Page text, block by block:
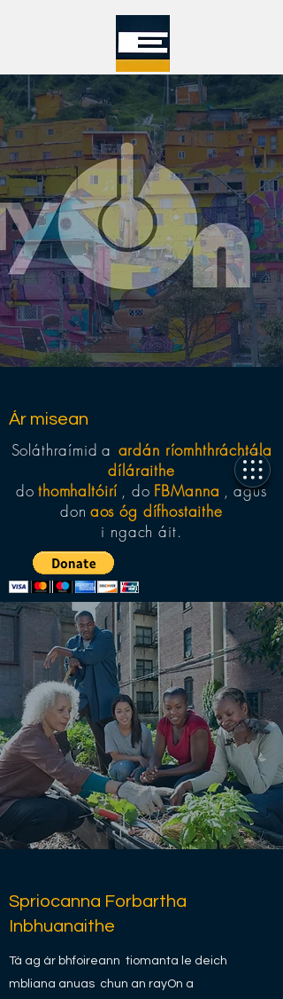
Ár misean
Soláthraímid a ardán ríomhthráchtála
díláraithe
do thomhaltóirí , do FBManna
, agus
don aos óg dífhostaithe
i ngach áit.
Spriocanna Forbartha
Inbhuanaithe
Tá ag ár bhfoireann tiomanta le deich
mbliana anuas chun an rayOn a